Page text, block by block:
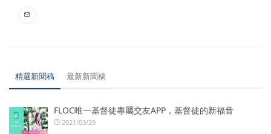
精選新聞稿 最新新聞稿
FLOC唯一基督徒專屬交友APP，基督徒的新福音
2021/03/29